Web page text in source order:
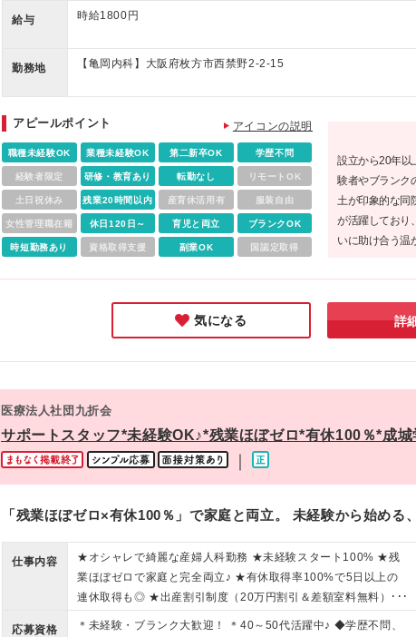
せん。 ＜こんな方にピッタリです＞ ◎主婦(夫)さん、子育て中
方 ◎ワークライフバランスを大切にしたい方
給与 時給1800円
勤務地 【亀岡内科】大阪府枚方市西禁野2-2-15
アピールポイント アイコンの説明
職種未経験OK 業種未経験OK 第二新卒OK 学歴不問
経験者限定 研修・教育あり 転勤なし リモートOK
土日祝休み 残業20時間以内 産育休活用有 服装自由
女性管理職在籍 休日120日～ 育児と両立 ブランクOK
時短勤務あり 資格取得支援 副業OK 国認定取得
設立から20年以
験者やブランク
土が印象的な同
が活躍しており
いに助け合う温
魅力的でした。
気になる 詳
医療法人社団九折会
サポートスタッフ*未経験OK♪*残業ほぼゼロ*有休100％*成
「残業ほぼゼロ×有休100％」で家庭と両立。 未経験から始め
仕事内容
★オシャレで綺麗な産婦人科勤務 ★未経験スタート100% ★残
業ほぼゼロで家庭と完全両立♪ ★有休取得率100%で5日以上の
連休取得も◎ ★出産割引制度（20万円割引＆差額室料無料）あ
り♪
応募資格
＊未経験・ブランク大歓迎！ ＊40～50代活躍中♪ ◆学歴不問、